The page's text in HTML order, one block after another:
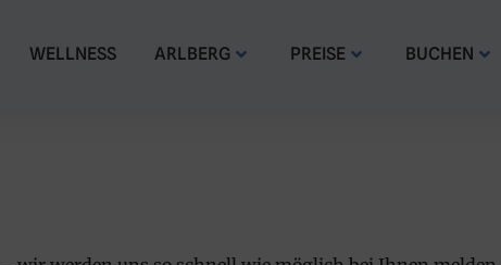
WELLNESS ARLBERG PREISE BUCHEN